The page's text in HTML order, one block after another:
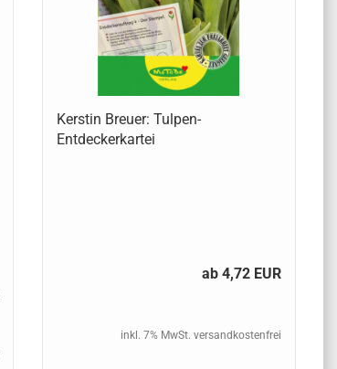
Kerstin Breuer: Tulpen-
Entdeckerkartei
ab 4,72 EUR
inkl. 7% MwSt. versandkostenfrei